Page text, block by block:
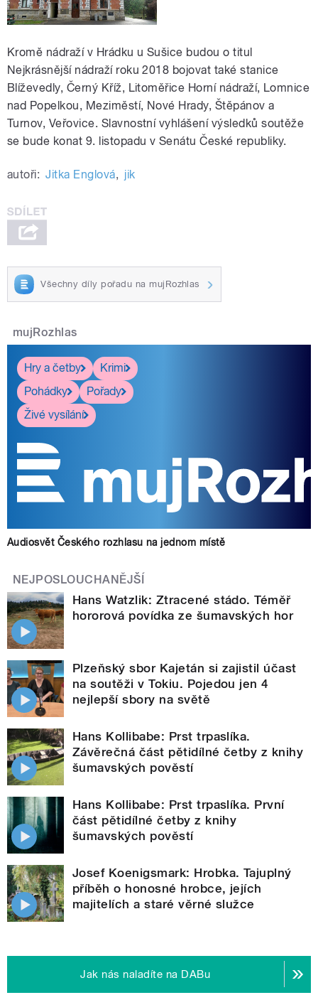
Kromě nádraží v Hrádku u Sušice budou o titul
Nejkrásnější nádraží roku 2018 bojovat také stanice
Blíževedly, Černý Kříž, Litoměřice Horní nádraží, Lomnice
nad Popelkou, Meziměstí, Nové Hrady, Štěpánov a
Turnov, Veřovice. Slavnostní vyhlášení výsledků soutěže
se bude konat 9. listopadu v Senátu České republiky.
autoři: Jitka Englová, jik
Všechny díly pořadu na mujRozhlas
mujRozhlas
Hry a četby
Krimi
Pohádky
Pořady
Živé vysílání
Audiosvět Českého rozhlasu na jednom místě
NEJPOSLOUCHANĚJŠÍ
Hans Watzlik: Ztracené stádo. Téměř
hororová povídka ze šumavských hor
Plzeňský sbor Kajetán si zajistil účast
na soutěži v Tokiu. Pojedou jen 4
nejlepší sbory na světě
Hans Kollibabe: Prst trpaslíka.
Závěrečná část pětidílné četby z knihy
šumavských pověstí
Hans Kollibabe: Prst trpaslíka. První
část pětidílné četby z knihy
šumavských pověstí
Josef Koenigsmark: Hrobka. Tajuplný
příběh o honosné hrobce, jejích
majitelích a staré věrné služce
Jak nás naladíte na DABu